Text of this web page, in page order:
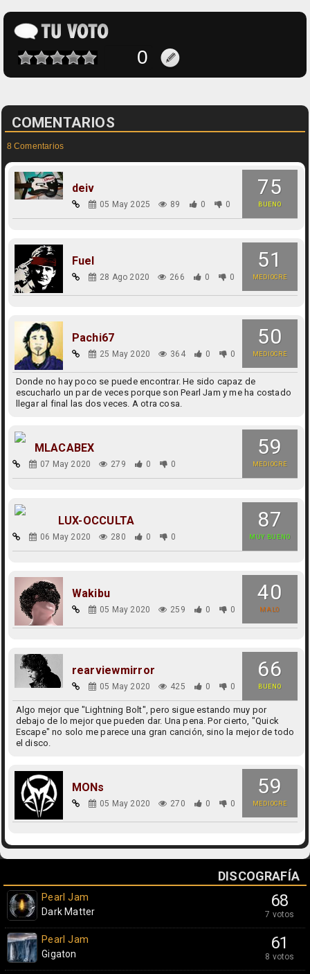
COMENTARIOS
8 Comentarios
75
BUENO
deiv
05 May 2025 89 0 0
51
MEDIOCRE
Fuel
28 Ago 2020 266 0 0
50
MEDIOCRE
Pachi67
25 May 2020 364 0 0
Donde no hay poco se puede encontrar. He sido capaz de
escucharlo un par de veces porque son Pearl Jam y me ha costado
llegar al final las dos veces. A otra cosa.
59
MEDIOCRE
MLACABEX
07 May 2020 279 0 0
87
MUY BUENO
LUX-OCCULTA
06 May 2020 280 0 0
40
MALO
Wakibu
05 May 2020 259 0 0
66
BUENO
rearviewmirror
05 May 2020 425 0 0
Algo mejor que "Lightning Bolt", pero sigue estando muy por
debajo de lo mejor que pueden dar. Una pena. Por cierto, "Quick
Escape" no solo me parece una gran canción, sino la mejor de todo
el disco.
59
MEDIOCRE
MONs
05 May 2020 270 0 0
DISCOGRAFÍA
68
7 votos
Pearl Jam
Dark Matter
61
8 votos
Pearl Jam
Gigaton